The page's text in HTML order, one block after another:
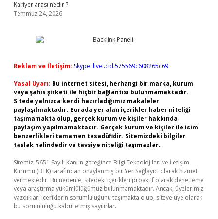
Kariyer arası nedir ?
Temmuz 24, 2026
Reklam ve İletişim: Skype: live:.cid.575569c608265c69
Yasal Uyarı: Bu internet sitesi, herhangi bir marka, kurum
veya şahıs şirketi ile hiçbir bağlantısı bulunmamaktadır.
Sitede yalnızca kendi hazırladığımız makaleler
paylaşılmaktadır. Burada yer alan içerikler haber niteliği
taşımamakta olup, gerçek kurum ve kişiler hakkında
paylaşım yapılmamaktadır. Gerçek kurum ve kişiler ile isim
benzerlikleri tamamen tesadüfidir. Sitemizdeki bilgiler
taslak halindedir ve tavsiye niteliği taşımazlar.
Sitemiz, 5651 Sayılı Kanun gereğince Bilgi Teknolojileri ve İletişim
Kurumu (BTK) tarafından onaylanmış bir Yer Sağlayıcı olarak hizmet
vermektedir. Bu nedenle, sitedeki içerikleri proaktif olarak denetleme
veya araştırma yükümlülüğümüz bulunmamaktadır. Ancak, üyelerimiz
yazdıkları içeriklerin sorumluluğunu taşımakta olup, siteye üye olarak
bu sorumluluğu kabul etmiş sayılırlar.